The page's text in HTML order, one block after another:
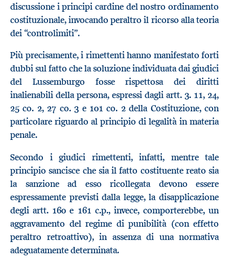
discussione i principi cardine del nostro ordinamento
costituzionale, invocando peraltro il ricorso alla teoria
dei “controlimiti”.
Più precisamente, i rimettenti hanno manifestato forti
dubbi sul fatto che la soluzione individuata dai giudici
del Lussemburgo fosse rispettosa dei diritti
inalienabili della persona, espressi dagli artt. 3. 11, 24,
25 co. 2, 27 co. 3 e 101 co. 2 della Costituzione, con
particolare riguardo al principio di legalità in materia
penale.
Secondo i giudici rimettenti, infatti, mentre tale
principio sancisce che sia il fatto costituente reato sia
la sanzione ad esso ricollegata devono essere
espressamente previsti dalla legge, la disapplicazione
degli artt. 160 e 161 c.p., invece, comporterebbe, un
aggravamento del regime di punibilità (con effetto
peraltro retroattivo), in assenza di una normativa
adeguatamente determinata.